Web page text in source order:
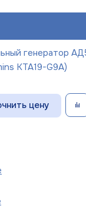
генератор
KTA19-G9A)
цену